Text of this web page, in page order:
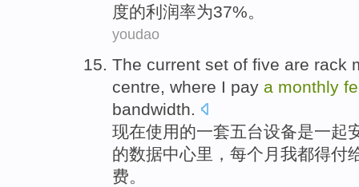
度的利润率为37%。
youdao
The current set of five are rack
centre, where I pay a monthly
bandwidth.
现在使用的一套五台设备是一起
的数据中心里 ，每个 月 我都得付
费。